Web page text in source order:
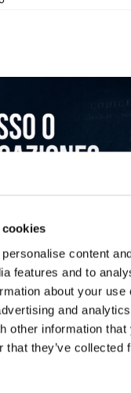
content
features and to
about your use
and
other information that
that they’ve collected